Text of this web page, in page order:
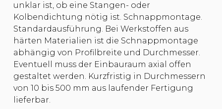
unklar ist, ob eine Stangen- oder
Kolbendichtung nötig ist. Schnappmontage.
Standardausführung. Bei Werkstoffen aus
härten Materialien ist die Schnappmontage
abhängig von Profilbreite und Durchmesser.
Eventuell muss der Einbauraum axial offen
gestaltet werden. Kurzfristig in Durchmessern
von 10 bis 500 mm aus laufender Fertigung
lieferbar.